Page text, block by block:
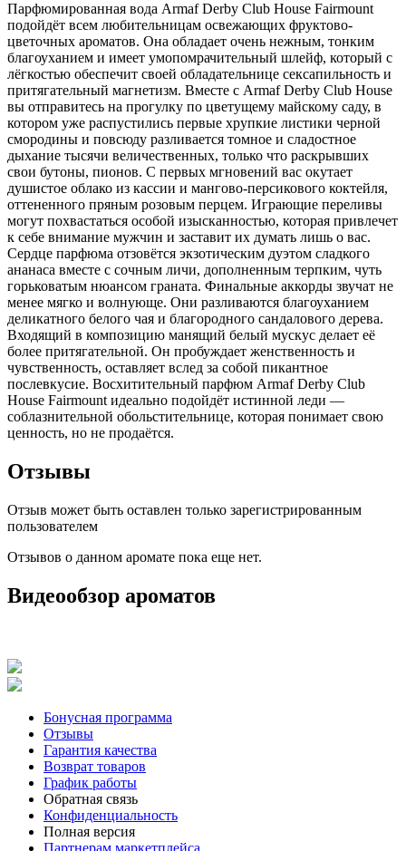
Парфюмированная вода Armaf Derby Club House Fairmount
подойдёт всем любительницам освежающих фруктово-
цветочных ароматов. Она обладает очень нежным, тонким
благоуханием и имеет умопомрачительный шлейф, который с
лёгкостью обеспечит своей обладательнице сексапильность и
притягательный магнетизм. Вместе с Armaf Derby Club House
вы отправитесь на прогулку по цветущему майскому саду, в
котором уже распустились первые хрупкие листики черной
смородины и повсюду разливается томное и сладостное
дыхание тысячи величественных, только что раскрывших
свои бутоны, пионов. С первых мгновений вас окутает
душистое облако из кассии и мангово-персикового коктейля,
оттененного пряным розовым перцем. Играющие переливы
могут похвастаться особой изысканностью, которая привлечет
к себе внимание мужчин и заставит их думать лишь о вас.
Сердце парфюма отзовётся экзотическим дуэтом сладкого
ананаса вместе с сочным личи, дополненным терпким, чуть
горьковатым нюансом граната. Финальные аккорды звучат не
менее мягко и волнующе. Они разливаются благоуханием
деликатного белого чая и благородного сандалового дерева.
Входящий в композицию манящий белый мускус делает её
более притягательной. Он пробуждает женственность и
чувственность, оставляет вслед за собой пикантное
послевкусие. Восхитительный парфюм Armaf Derby Club
House Fairmount идеально подойдёт истинной леди —
соблазнительной обольстительнице, которая понимает свою
ценность, но не продаётся.
Отзывы
Отзыв может быть оставлен только зарегистрированным
пользователем
Отзывов о данном аромате пока еще нет.
Видеообзор ароматов
Бонусная программа
Отзывы
Гарантия качества
Возврат товаров
График работы
Обратная связь
Конфиденциальность
Полная версия
Партнерам маркетплейса